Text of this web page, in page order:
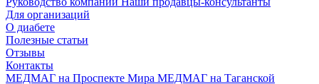
Для организаций
О диабете
Полезные статьи
Отзывы
Контакты
МЕДМАГ на Проспекте Мира МЕДМАГ на Таганской